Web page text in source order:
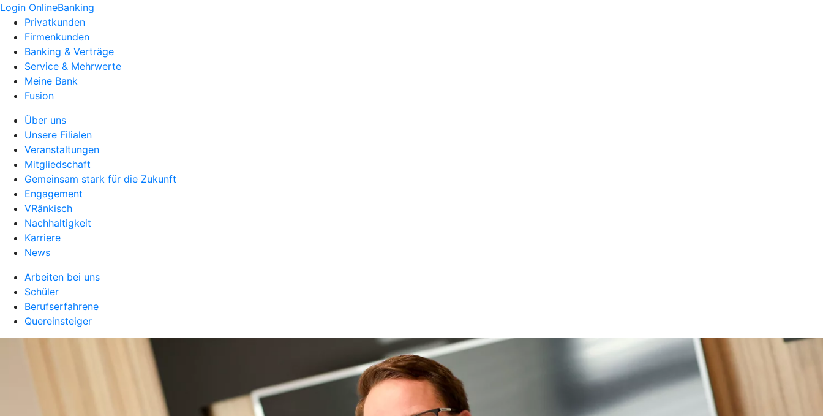
Login OnlineBanking
Privatkunden
Firmenkunden
Banking & Verträge
Service & Mehrwerte
Meine Bank
Fusion
Über uns
Unsere Filialen
Veranstaltungen
Mitgliedschaft
Gemeinsam stark für die Zukunft
Engagement
VRänkisch
Nachhaltigkeit
Karriere
News
Arbeiten bei uns
Schüler
Berufserfahrene
Quereinsteiger